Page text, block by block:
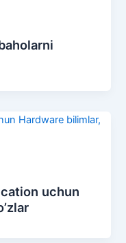
uchun